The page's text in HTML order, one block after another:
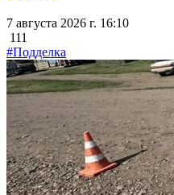
7 августа 2026 г. 16:10
111
#Подделка